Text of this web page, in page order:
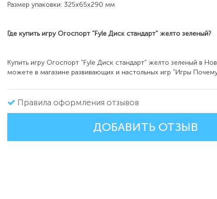
Размер упаковки: 325х65х290 мм
Где купить игру Огоспорт "Fyle Диск стандарт" желто зеленый?
Купить игру Огоспорт "Fyle Диск стандарт" желто зеленый в
можете в магазине развивающих и настольных игр "Игры
Правила оформления отзывов
ДОБАВИТЬ ОТЗЫВ